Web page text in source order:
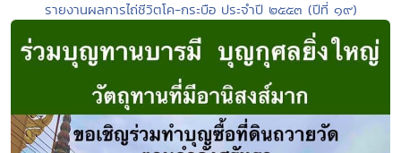
รายงานผลการไถ่ชีวิตโค-กระบือ ประจำปี ๒๕๕๓ (ปีที่ ๑๙)